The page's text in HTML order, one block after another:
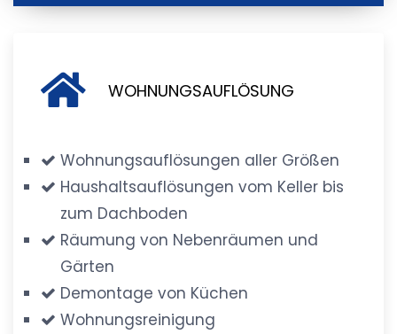
WOHNUNGSAUFLÖSUNG
Wohnungsauflösungen aller Größen
Haushaltsauflösungen vom Keller bis
zum Dachboden
Räumung von Nebenräumen und
Gärten
Demontage von Küchen
Wohnungsreinigung